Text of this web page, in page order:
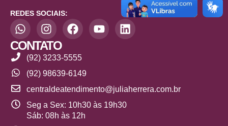
REDES SOCIAIS:
CONTATO
(92) 3233-5555
(92) 98639-6149
centraldeatendimento@juliaherrera.com.br
Seg a Sex: 10h30 às 19h30
Sáb: 08h às 12h